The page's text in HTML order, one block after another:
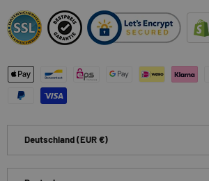
Zahlungsmethoden
Deutschland (EUR €)